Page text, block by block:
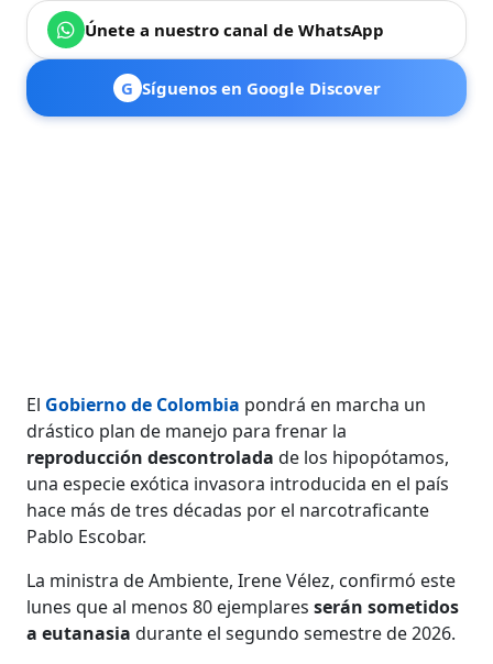
Únete a nuestro canal de WhatsApp
G Síguenos en Google Discover
El Gobierno de Colombia pondrá en marcha un
drástico plan de manejo para frenar la
reproducción descontrolada de los hipopótamos,
una especie exótica invasora introducida en el país
hace más de tres décadas por el narcotraficante
Pablo Escobar.
La ministra de Ambiente, Irene Vélez, confirmó este
lunes que al menos 80 ejemplaresserán sometidos
a eutanasia durante el segundo semestre de 2026.